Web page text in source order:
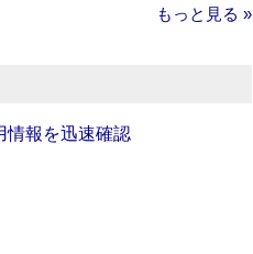
もっと見る »
情報を迅速確認